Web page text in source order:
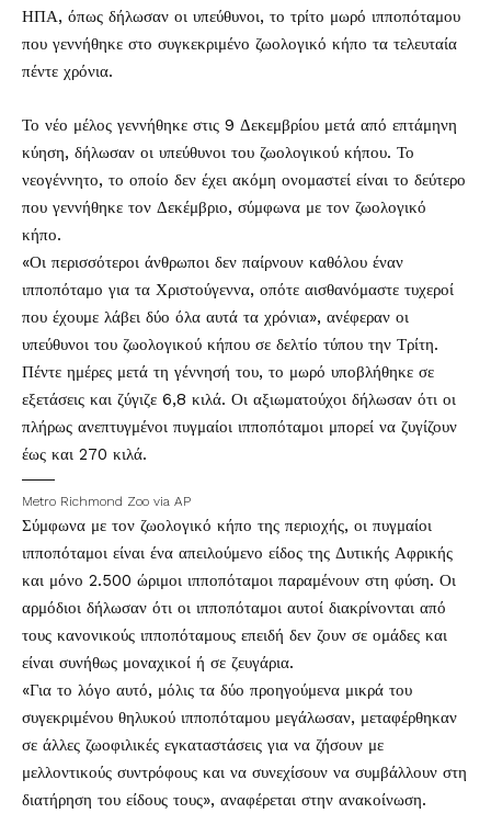
ΗΠΑ, όπως δήλωσαν οι υπεύθυνοι, το τρίτο μωρό ιπποπόταμου
που γεννήθηκε στο συγκεκριμένο ζωολογικό κήπο τα τελευταία
πέντε χρόνια.
Το νέο μέλος γεννήθηκε στις 9 Δεκεμβρίου μετά από επτάμηνη
κύηση, δήλωσαν οι υπεύθυνοι του ζωολογικού κήπου. Το
νεογέννητο, το οποίο δεν έχει ακόμη ονομαστεί είναι το δεύτερο
που γεννήθηκε τον Δεκέμβριο, σύμφωνα με τον ζωολογικό
κήπο.
«Οι περισσότεροι άνθρωποι δεν παίρνουν καθόλου έναν
ιπποπόταμο για τα Χριστούγεννα, οπότε αισθανόμαστε τυχεροί
που έχουμε λάβει δύο όλα αυτά τα χρόνια», ανέφεραν οι
υπεύθυνοι του ζωολογικού κήπου σε δελτίο τύπου την Τρίτη.
Πέντε ημέρες μετά τη γέννησή του, το μωρό υποβλήθηκε σε
εξετάσεις και ζύγιζε 6,8 κιλά. Οι αξιωματούχοι δήλωσαν ότι οι
πλήρως ανεπτυγμένοι πυγμαίοι ιπποπόταμοι μπορεί να ζυγίζουν
έως και 270 κιλά.
Metro Richmond Zoo via AP
Σύμφωνα με τον ζωολογικό κήπο της περιοχής, οι πυγμαίοι
ιπποπόταμοι είναι ένα απειλούμενο είδος της Δυτικής Αφρικής
και μόνο 2.500 ώριμοι ιπποπόταμοι παραμένουν στη φύση. Οι
αρμόδιοι δήλωσαν ότι οι ιπποπόταμοι αυτοί διακρίνονται από
τους κανονικούς ιπποπόταμους επειδή δεν ζουν σε ομάδες και
είναι συνήθως μοναχικοί ή σε ζευγάρια.
«Για το λόγο αυτό, μόλις τα δύο προηγούμενα μικρά του
συγεκριμένου θηλυκού ιπποπόταμου μεγάλωσαν, μεταφέρθηκαν
σε άλλες ζωοφιλικές εγκαταστάσεις για να ζήσουν με
μελλοντικούς συντρόφους και να συνεχίσουν να συμβάλλουν στη
διατήρηση του είδους τους», αναφέρεται στην ανακοίνωση.